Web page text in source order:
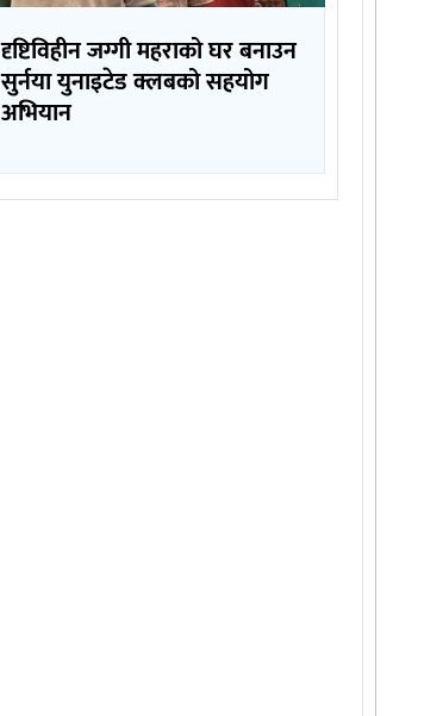
दृष्टिविहीन जग्गी महराको घर बनाउन
सुर्नया युनाइटेड क्लबको सहयोग
अभियान